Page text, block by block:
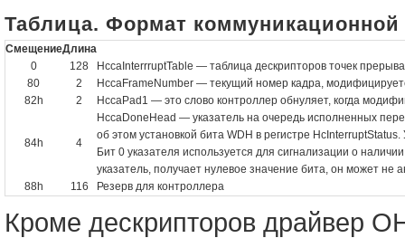
Таблица. Формат коммуникационной
СмещениеДлина
0
128
HccaInterrruptTable — таблица дескрипторов точек
80
2
HccaFrameNumber — текущий номер кадра,
82h
2 HccaPad1 — это слово контроллер обнуляет, когда
84h 4
HccaDoneHead — указатель на очередь исполненных
об этом установкой бита WDH в регистре
Бит 0 указателя используется для сигнализации о
указатель, получает нулевое значение бита, он может не
88h
116 Резерв для контроллера
Кроме дескрипторов драйвер